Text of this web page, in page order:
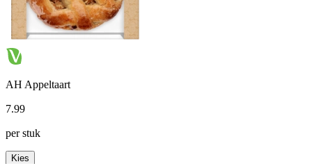
AH Appeltaart
7.99
per stuk
Kies